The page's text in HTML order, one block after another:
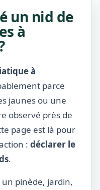
un nid de
à
à
parce
jaunes ou une
observé près de
page est là pour
: déclarer le
.
pinède, jardin,